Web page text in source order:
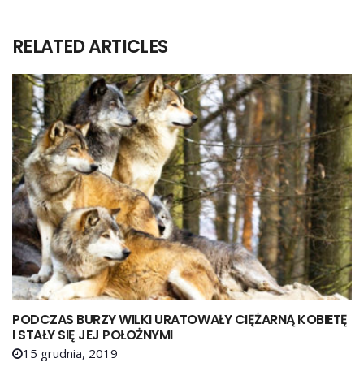
RELATED ARTICLES
PODCZAS BURZY WILKI URATOWAŁY CIĘŻARNĄ KOBIETĘ
I STAŁY SIĘ JEJ POŁOŻNYMI
15 grudnia, 2019